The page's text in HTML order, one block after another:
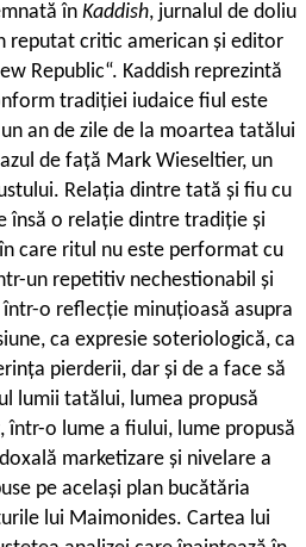
în Kaddish, jurnalul de doliu
reputat critic american și editor
Republic“. Kaddish reprezintă
tradiției iudaice fiul este
an de zile de la moartea tatălui
de față Mark Wieseltier, un
Relația dintre tată și fiu cu
însă o relație dintre tradiție și
care ritul nu este performat cu
un repetitiv nechestionabil și
o reflecție minuțioasă asupra
ca expresie soteriologică, ca
pierderii, dar și de a face să
lumii tatălui, lumea propusă
într-o lume a fiului, lume propusă
marketizare și nivelare a
pe același plan bucătăria
lui Maimonides. Cartea lui